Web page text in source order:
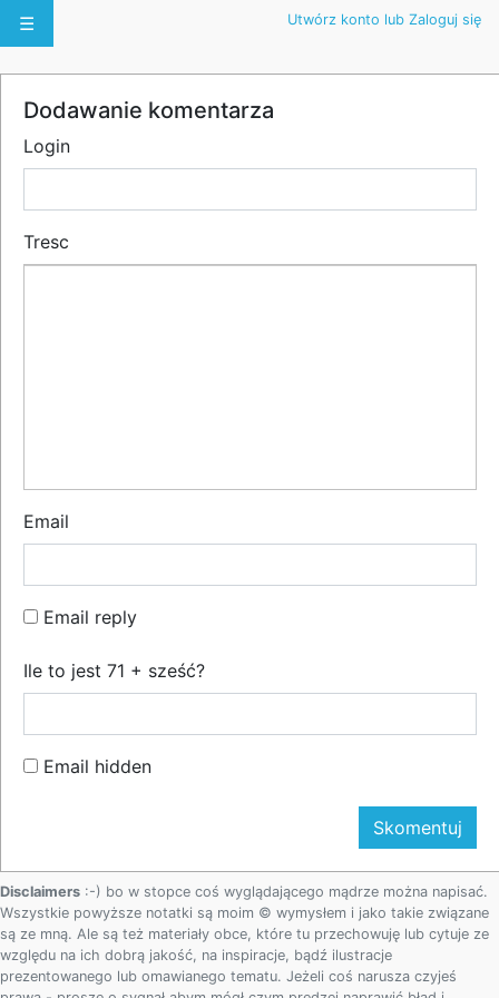
☰ Utwórz konto lub Zaloguj się
Dodawanie komentarza
Login
Tresc
Email
Email reply
Ile to jest 71 + sześć?
Email hidden
Disclaimers :-) bo w stopce coś wyglądającego mądrze można napisać.
Wszystkie powyższe notatki są moim © wymysłem i jako takie związane
są ze mną. Ale są też materiały obce, które tu przechowuję lub cytuje ze
względu na ich dobrą jakość, na inspiracje, bądź ilustracje
prezentowanego lub omawianego tematu. Jeżeli coś narusza czyjeś